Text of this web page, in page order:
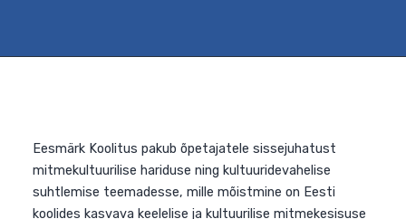
Eesmärk Õpetajatele ja juhtkonna liikmetele
vajalikke pädevusi õpiringi juhtimiseks koolis, sh
õpetatakse seostama õpiringi nüüdisaegse